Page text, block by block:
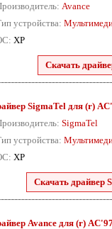
Avance
устройства:
XP
Скачать
SigmaTel для (r)
SigmaTel
устройства:
XP
Скачать драйвер
Avance для (r)